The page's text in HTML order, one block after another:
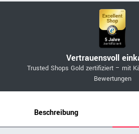
Vertrauensvoll
Trusted Shops Gold zertifiziert – mit
Bewertungen
Beschreibung